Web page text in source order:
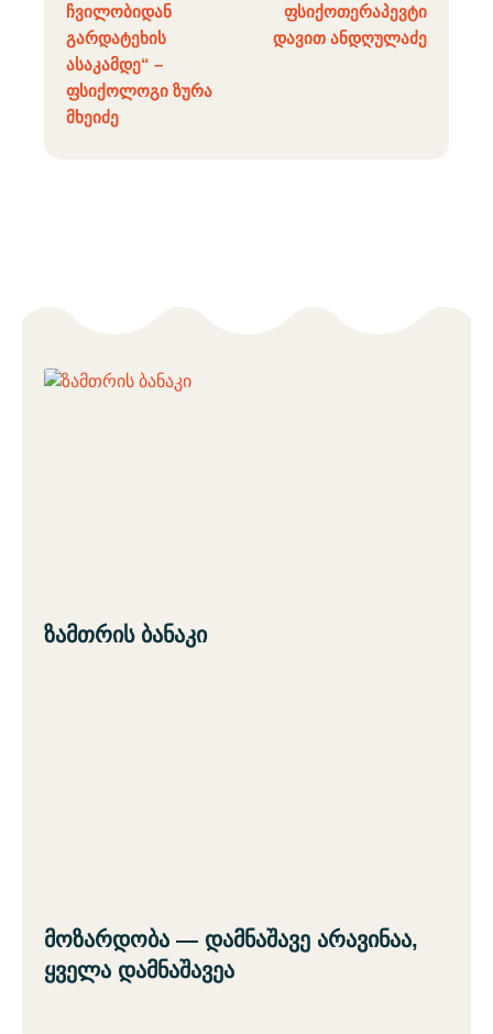
ჩვილობიდან
გარდატეხის
ასაკამდე“ –
ფსიქოლოგი ზურა
მხეიძე
ფსიქოთერაპევტი
დავით ანდღულაძე
ზამთრის ბანაკი
მოზარდობა — დამნაშავე არავინაა,
ყველა დამნაშავეა